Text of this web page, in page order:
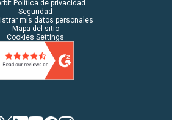
Política de privacidad
Seguridad
mis datos personales
Mapa del sitio
Cookies Settings